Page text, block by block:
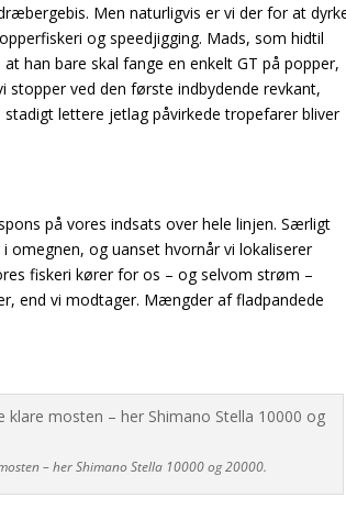
Men naturligvis er vi der for at
og speedjigging. Mads, som hidtil
han bare skal fange en enkelt GT på popper,
ved den første indbydende revkant,
lettere jetlag påvirkede tropefarer bliver
på vores indsatsover hele linjen. Særligt
omegnen, og uanset hvornår vi lokaliserer
fiskeri kører for os – og selvom strøm –
end vi modtager. Mængder af fladpandede
– her Shimano Stella 10000 og 20000.